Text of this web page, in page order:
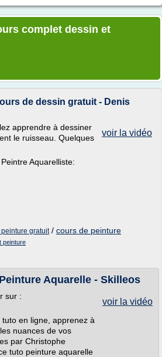
complet dessin et
de dessin gratuit - Denis
voir la vidéo
apprendre à dessiner
le ruisseau. Quelques
Aquarelliste:
gratuit/ cours de peinture
peinture
Aquarelle - Skilleos
voir la vidéo
sur :
en ligne, apprenez à
nuances de vos
par Christophe
tuto peinture aquarelle